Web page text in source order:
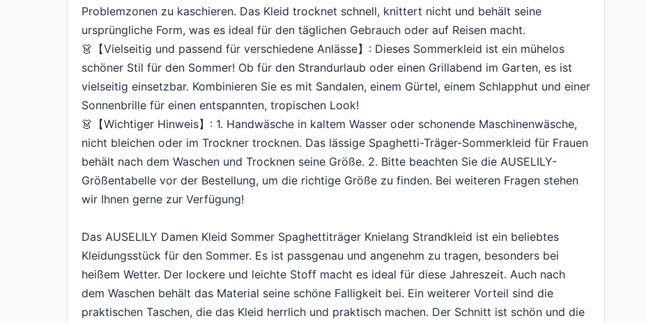
Problemzonen zu kaschieren. Das Kleid trocknet schnell, knittert nicht und behält seine
ursprüngliche Form, was es ideal für den täglichen Gebrauch oder auf Reisen macht.
👗【Vielseitig und passend für verschiedene Anlässe】: Dieses Sommerkleid ist ein mühelos
schöner Stil für den Sommer! Ob für den Strandurlaub oder einen Grillabend im Garten, es ist
vielseitig einsetzbar. Kombinieren Sie es mit Sandalen, einem Gürtel, einem Schlapphut und einer
Sonnenbrille für einen entspannten, tropischen Look!
👗【Wichtiger Hinweis】: 1. Handwäsche in kaltem Wasser oder schonende Maschinenwäsche,
nicht bleichen oder im Trockner trocknen. Das lässige Spaghetti-Träger-Sommerkleid für Frauen
behält nach dem Waschen und Trocknen seine Größe. 2. Bitte beachten Sie die AUSELILY-
Größentabelle vor der Bestellung, um die richtige Größe zu finden. Bei weiteren Fragen stehen
wir Ihnen gerne zur Verfügung!
Das AUSELILY Damen Kleid Sommer Spaghettiträger Knielang Strandkleid ist ein beliebtes
Kleidungsstück für den Sommer. Es ist passgenau und angenehm zu tragen, besonders bei
heißem Wetter. Der lockere und leichte Stoff macht es ideal für diese Jahreszeit. Auch nach
dem Waschen behält das Material seine schöne Falligkeit bei. Ein weiterer Vorteil sind die
praktischen Taschen, die das Kleid herrlich und praktisch machen. Der Schnitt ist schön und die